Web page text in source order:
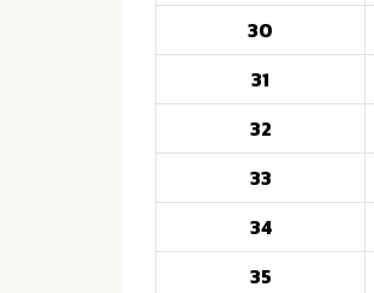
30
31
32
33
34
35